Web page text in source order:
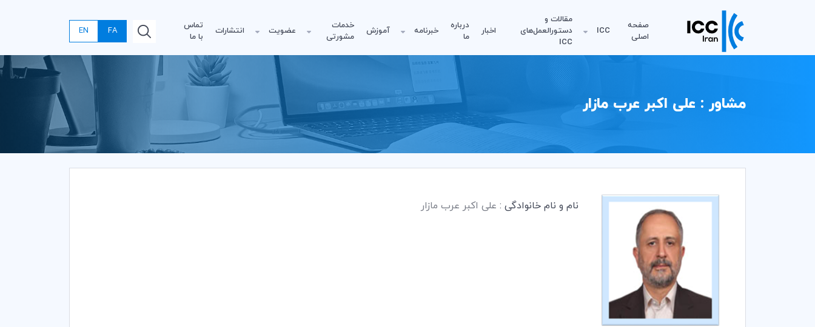
صفحه
اصلی
ICC
مقالات و
دستورالعمل‌های
ICC
اخبار
درباره
ما
خبرنامه آموزش
خدمات
مشورتی
عضویت انتشارات
تماس
با ما
FA
EN
مشاور : علی اکبر عرب مازار
نام و نام خانوادگی : علی اکبر عرب مازار